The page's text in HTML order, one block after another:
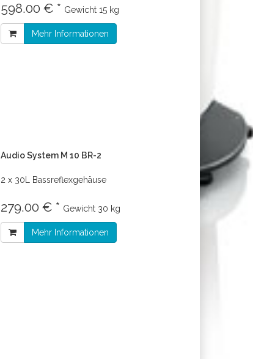
598.00 € * Gewicht 15 kg
Mehr Informationen
Audio System M 10 BR-2
2 x 30L Bassreflexgehäuse
279.00 € * Gewicht 30 kg
Mehr Informationen